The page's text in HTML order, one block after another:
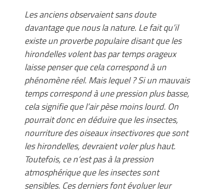
Les anciens observaient sans doute
davantage que nous la nature. Le fait qu’il
existe un proverbe populaire disant que les
hirondelles volent bas par temps orageux
laisse penser que cela correspond à un
phénomène réel. Mais lequel ? Si un mauvais
temps correspond à une pression plus basse,
cela signifie que l’air pèse moins lourd. On
pourrait donc en déduire que les insectes,
nourriture des oiseaux insectivores que sont
les hirondelles, devraient voler plus haut.
Toutefois, ce n’est pas à la pression
atmosphérique que les insectes sont
sensibles. Ces derniers font évoluer leur